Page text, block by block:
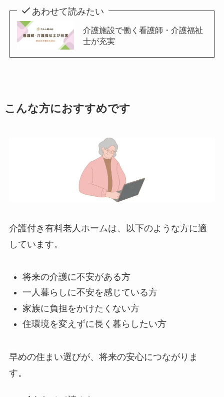
あわせて読みたい
介護施設で働く看護師・介護福祉
士が充実
こんな方におすすめです
介護付き有料老人ホームは、以下のような方に適
しています。
将来の介護に不安がある方
一人暮らしに不安を感じている方
家族に負担をかけたくない方
住環境を変えずに長く暮らしたい方
早めの住まい選びが、将来の安心につながりま
す。